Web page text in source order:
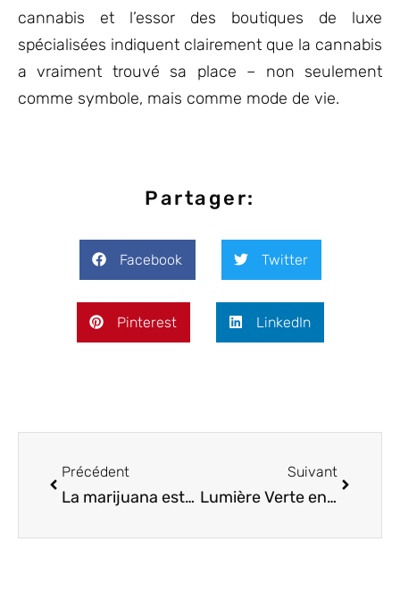
cannabis et l’essor des boutiques de luxe
spécialisées indiquent clairement que la cannabis
a vraiment trouvé sa place – non seulement
comme symbole, mais comme mode de vie.
Partager:
Facebook Twitter
Pinterest LinkedIn
Précédent
La marijuana est-elle légale en Jamaïque en 2023 ?
Suivant
Lumière Verte en Allemagne : L’Aube de la Légalisation du Cannabis